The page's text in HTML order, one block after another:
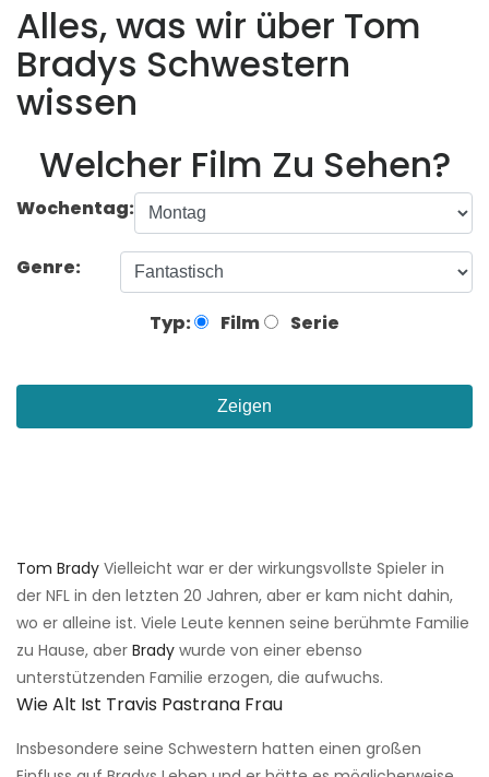
Alles, was wir über Tom
Bradys Schwestern
wissen
Welcher Film Zu Sehen?
Wochentag:
Genre:
Typ: Film Serie
Zeigen
Tom Brady Vielleicht war er der wirkungsvollste Spieler in
der NFL in den letzten 20 Jahren, aber er kam nicht dahin,
wo er alleine ist. Viele Leute kennen seine berühmte Familie
zu Hause, aber Brady wurde von einer ebenso
unterstützenden Familie erzogen, die aufwuchs.
Wie Alt Ist Travis Pastrana Frau
Insbesondere seine Schwestern hatten einen großen